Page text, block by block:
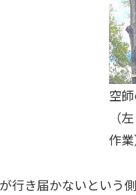
空
（
作業
行き届かないという